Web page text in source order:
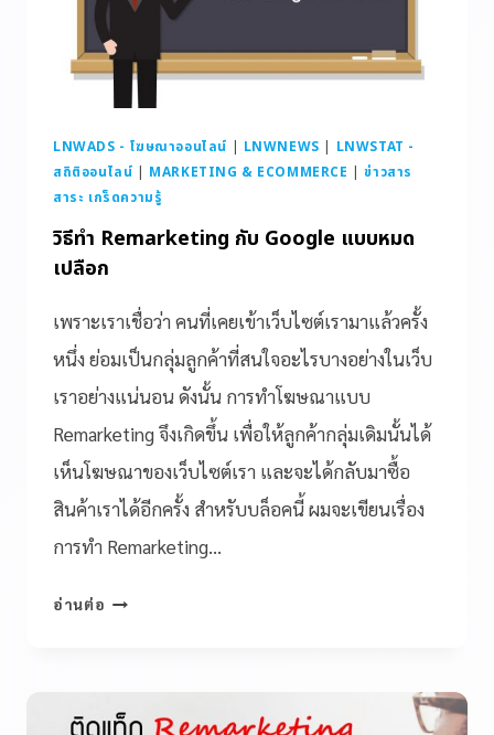
LNWADS - โฆษณาออนไลน์ | LNWNEWS | LNWSTAT -
สถิติออนไลน์ | MARKETING & ECOMMERCE |ข่าวสาร
สาระ เกร็ดความรู้
วิธีทำ Remarketing กับ Google แบบหมด
เปลือก
เพราะเราเชื่อว่า คนที่เคยเข้าเว็บไซต์เรามาแล้วครั้ง
หนึ่ง ย่อมเป็นกลุ่มลูกค้าที่สนใจอะไรบางอย่างในเว็บ
เราอย่างแน่นอน ดังนั้น การทำโฆษณาแบบ
Remarketing จึงเกิดขึ้น เพื่อให้ลูกค้ากลุ่มเดิมนั้นได้
เห็นโฆษณาของเว็บไซต์เรา และจะได้กลับมาซื้อ
สินค้าเราได้อีกครั้ง สำหรับบล็อคนี้ ผมจะเขียนเรื่อง
การทำ Remarketing…
อ่านต่อ